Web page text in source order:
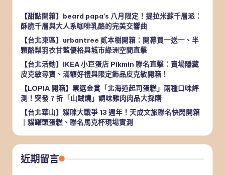
【甜點開箱】beard papa’s 八月限定！提拉米蘇千層派：
酥脆千層與大人系咖啡乳酪的完美交響曲
【台北東區】urbantree 貳本樹開箱：開幕買一送一、半
顆酪梨羽衣甘藍優格與城市綠洲空間直擊
【台北活動】IKEA 小巨蛋店 Pikmin 聯名直擊：賣場隱藏
皮克敏尋寶、滿額好禮與限定飾品皮克敏開箱！
【LOPIA 開箱】票選金賞「北海道起司蛋糕」兩種口味評
測！突發 7 折「山賊燒」調味雞肉肉品大採購
【台北華山】貓咪大戰爭 13 週年！天成文旅聯名快閃開箱
｜貓罐頭蛋糕、聯名馬克杯現場實測
近期留言